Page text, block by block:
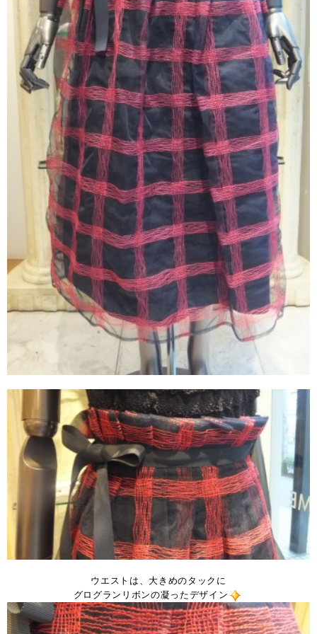
ウエストは、大きめのタックに
グログランリボンの凝ったデザイン